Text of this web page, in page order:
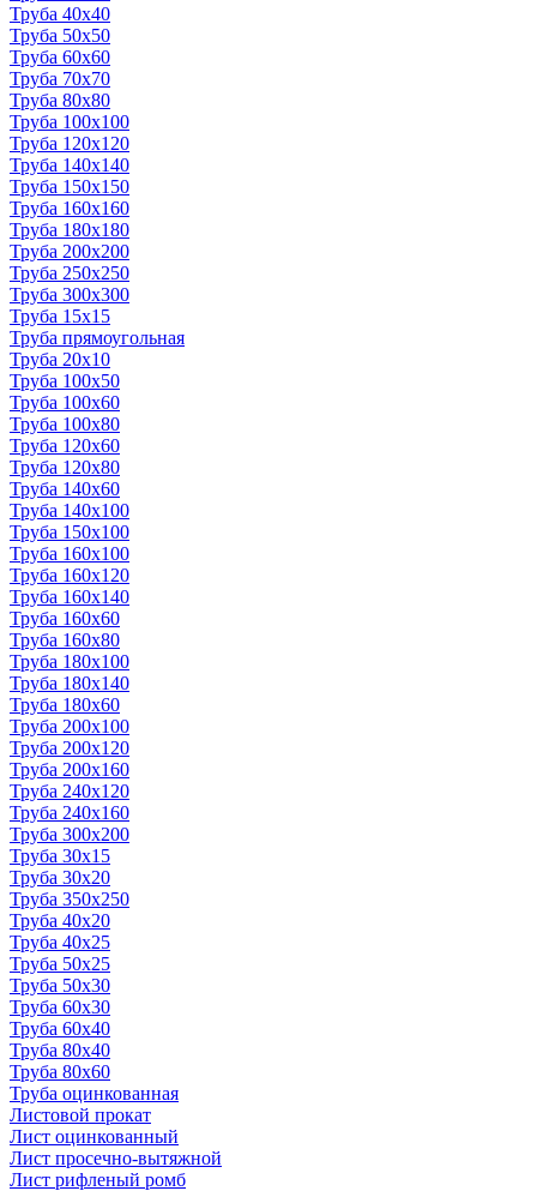
Труба 40x40
Труба 50x50
Труба 60x60
Труба 70x70
Труба 80x80
Труба 100x100
Труба 120x120
Труба 140x140
Труба 150x150
Труба 160x160
Труба 180x180
Труба 200x200
Труба 250x250
Труба 300x300
Труба 15x15
Труба прямоугольная
Труба 20x10
Труба 100x50
Труба 100x60
Труба 100x80
Труба 120x60
Труба 120x80
Труба 140x60
Труба 140x100
Труба 150x100
Труба 160x100
Труба 160x120
Труба 160x140
Труба 160x60
Труба 160x80
Труба 180x100
Труба 180x140
Труба 180x60
Труба 200x100
Труба 200x120
Труба 200x160
Труба 240x120
Труба 240x160
Труба 300x200
Труба 30x15
Труба 30x20
Труба 350x250
Труба 40x20
Труба 40x25
Труба 50x25
Труба 50x30
Труба 60x30
Труба 60x40
Труба 80x40
Труба 80x60
Труба оцинкованная
Листовой прокат
Лист оцинкованный
Лист просечно-вытяжной
Лист рифленый ромб